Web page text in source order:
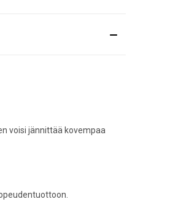
voisi jännittää kovempaa